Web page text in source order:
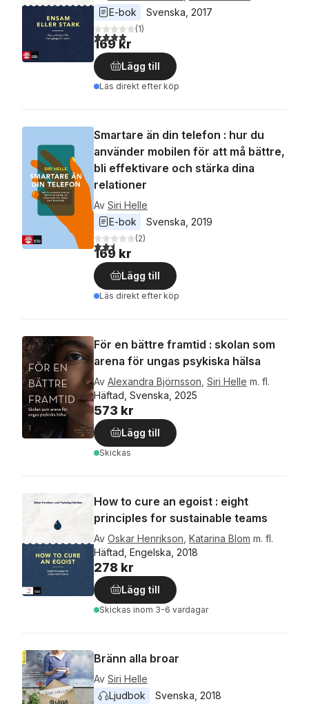
E-bok
Svenska 2017
4,0utav 5 stjärnor. Totalt antal röster:
(1)
169 kr
Lägg till
Läs direkt efter köp
Smartare än din telefon : hur du
använder mobilen för att må bättre,
bli effektivare och stärka dina
relationer
Av Siri Helle
E-bok
Svenska 2019
2,5utav 5 stjärnor. Totalt antal röster:
(2)
169 kr
Lägg till
Läs direkt efter köp
För en bättre framtid : skolan som
arena för ungas psykiska hälsa
Av Alexandra Björnsson Siri Helle m. fl.
Häftad, Svenska, 2025
573 kr
Lägg till
Skickas
How to cure an egoist : eight
principles for sustainable teams
Av Oskar Henrikson Katarina Blom m. fl.
Häftad, Engelska, 2018
278 kr
Lägg till
Skickas inom 3-6 vardagar
Bränn alla broar
Av Siri Helle
Ljudbok
Svenska 2018